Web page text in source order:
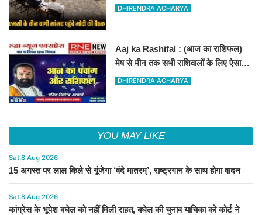
तरह विराम
DHIRENDRA ACHARYA
Aaj ka Rashifal : (आज का राशिफल)
मेष से मीन तक सभी राशिवालों के लिए ऐसा
रहेगा आज का दिन !
DHIRENDRA ACHARYA
YOU MAY LIKE
Sat,8 Aug 2026
15 अगस्त पर लाल किले से गूंजेगा ‘वंदे मातरम्’, राष्ट्रगान के साथ होगा वादन
Sat,8 Aug 2026
कांग्रेस के भूपेश बघेल को नहीं मिली राहत, बघेल की चुनाव याचिका को कोर्ट ने